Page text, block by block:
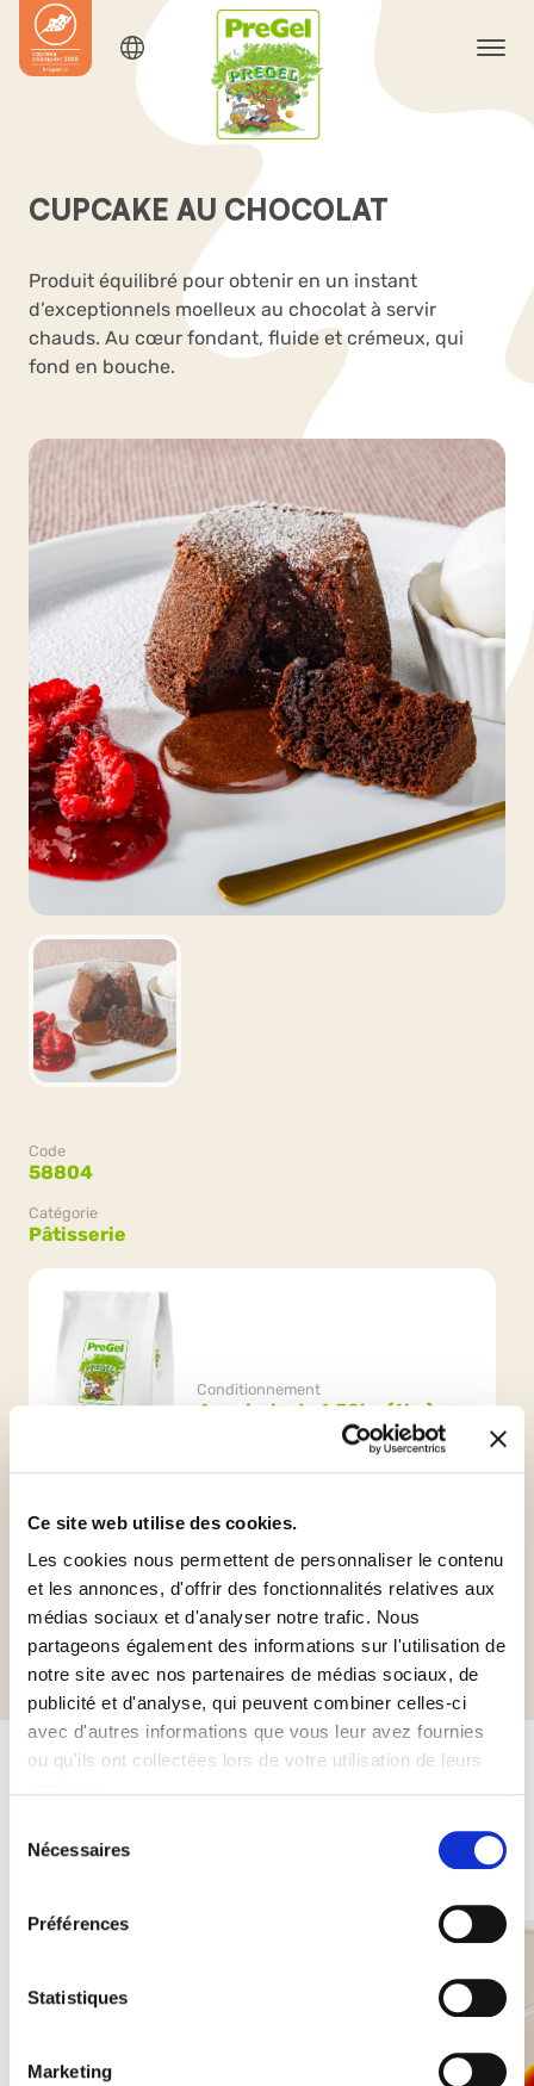
Ce site web utilise des cookies.
Les cookies nous permettent de personnaliser le contenu
et les annonces, d'offrir des fonctionnalités relatives aux
médias sociaux et d'analyser notre trafic. Nous
partageons également des informations sur l'utilisation de
notre site avec nos partenaires de médias sociaux, de
publicité et d'analyse, qui peuvent combiner celles-ci
avec d'autres informations que vous leur avez fournies
ou qu'ils ont collectées lors de votre utilisation de leurs
Nécessaires
Préférences
Statistiques
Marketing
CUPCAKE AU CHOCOLAT
Produit équilibré pour obtenir en un instant
d’exceptionnels moelleux au chocolat à servir
chauds. Au cœur fondant, fluide et crémeux, qui
fond en bouche.
Code
58804
Catégorie
Pâtisserie
Conditionnement
4 sachets de 1.50kg (6kg)
Informations complémentaires
vous intéresser